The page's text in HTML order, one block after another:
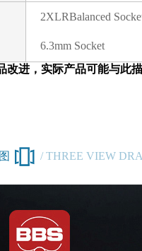
2XLRBalanced
6.3mm Socket
，实际产品可能与此描
/ THREE VIEW